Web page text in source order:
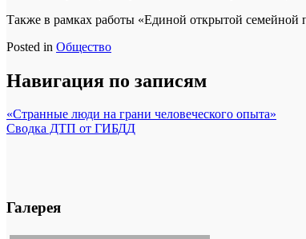
Также в рамках работы «Единой открытой семейной
Posted in Общество
Навигация по записям
«Странные люди на грани человеческого опыта»
Сводка ДТП от ГИБДД
Галерея